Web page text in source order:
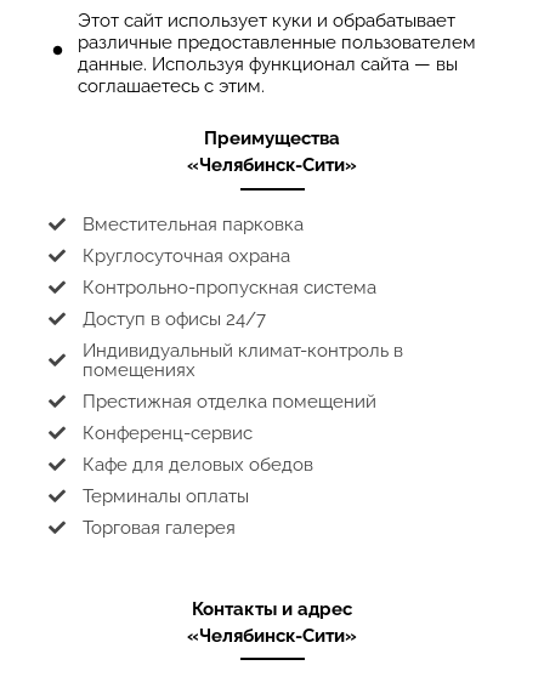
Этот сайт использует куки и обрабатывает
различные предоставленные пользователем
данные. Используя функционал сайта — вы
соглашаетесь с этим.
Преимущества
«Челябинск-Сити»
Вместительная парковка
Круглосуточная охрана
Контрольно-пропускная система
Доступ в офисы 24/7
Индивидуальный климат-контроль в
помещениях
Престижная отделка помещений
Конференц-сервис
Кафе для деловых обедов
Терминалы оплаты
Торговая галерея
Контакты и адрес
«Челябинск-Сити»